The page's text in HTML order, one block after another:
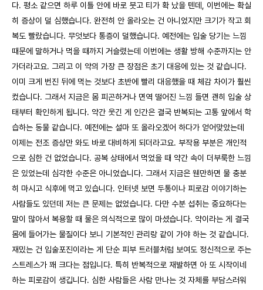
다. 평소 같으면 하루 이틀 안에 바로 붓고 티가 확 났을 텐데, 이번에는 확실
히 증상이 덜 심했습니다. 완전히 안 올라오는 건 아니었지만 크기가 작고 회
복도 빨랐습니다. 무엇보다 통증이 덜했습니다. 예전에는 입술 당기는 느낌
때문에 말하거나 먹을 때까지 거슬렸는데 이번에는 생활 방해 수준까지는 안
가더라고요. 그리고 이 약의 가장 큰 장점은 초기 대응에 있는 것 같습니다.
이미 크게 번진 뒤에 먹는 것보다 초반에 빨리 대응했을 때 체감 차이가 훨씬
컸습니다. 그래서 지금은 몸 피곤하거나 면역 떨어진 느낌 들면 괜히 입술 상
태부터 확인하게 됩니다. 약간 웃긴 게 인간은 결국 반복되는 고통 앞에서 학
습하는 동물 같습니다. 예전에는 설마 또 올라오겠어 하다가 얻어맞았는데
이제는 전조 증상만 와도 바로 대비하게 되더라고요. 부작용 부분은 개인적
으로 심한 건 없었습니다. 공복 상태에서 먹었을 때 약간 속이 더부룩한 느낌
은 있었는데 심각한 수준은 아니었습니다. 그래서 지금은 웬만하면 물 충분
히 마시고 식후에 먹고 있습니다. 인터넷 보면 두통이나 피로감 이야기하는
사람들도 있던데 저는 큰 문제는 없었습니다. 다만 수분 섭취는 중요하다는
말이 많아서 복용할 때 물은 의식적으로 많이 마셨습니다. 약이라는 게 결국
몸에 들어가는 물질이다 보니 기본적인 관리랑 같이 가야 하는 것 같습니다.
재밌는 건 입술포진이라는 게 단순 피부 트러블처럼 보여도 정신적으로 주는
스트레스가 꽤 크다는 점입니다. 특히 반복적으로 재발하면 아 또 시작이네
하는 피로감이 생깁니다. 심한 사람들은 사람 만나는 것 자체를 부담스러워